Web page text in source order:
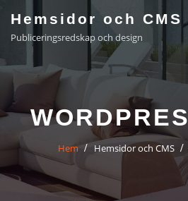
innehåll
Hemsidor och CMS
Publiceringsredskap och design
Hem Hemsidor och CMS